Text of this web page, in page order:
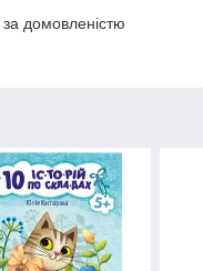
домовленістю